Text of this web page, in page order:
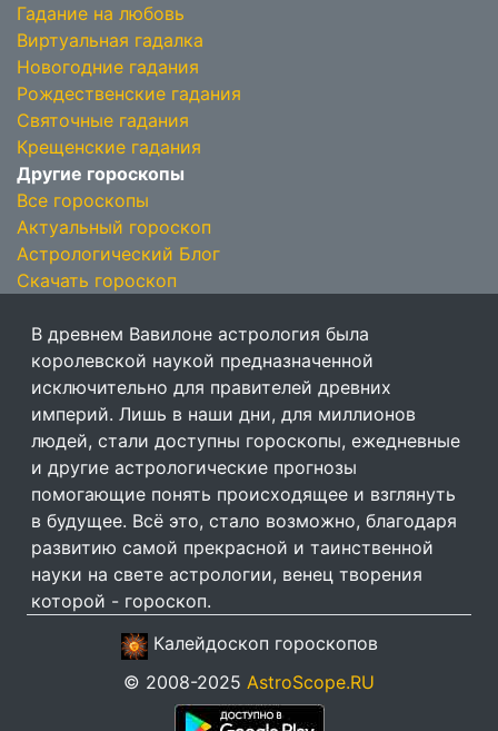
Гадание на любовь
Виртуальная гадалка
Новогодние гадания
Рождественские гадания
Святочные гадания
Крещенские гадания
Другие гороскопы
Все гороскопы
Актуальный гороскоп
Астрологический Блог
Скачать гороскоп
В древнем Вавилоне астрология была
королевской наукой предназначенной
исключительно для правителей древних
империй. Лишь в наши дни, для миллионов
людей, стали доступны гороскопы, ежедневные
и другие астрологические прогнозы
помогающие понять происходящее и взглянуть
в будущее. Всё это, стало возможно, благодаря
развитию самой прекрасной и таинственной
науки на свете астрологии, венец творения
которой - гороскоп.
Калейдоскоп гороскопов
© 2008-2025 AstroScope.RU